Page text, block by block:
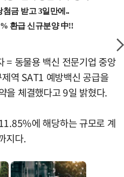
= 동물용 백신 전문기업 중앙
역 SAT1 예방백신 공급을
을 체결했다고 9일 밝혔다.
에 해당하는 규모로 계
지다.